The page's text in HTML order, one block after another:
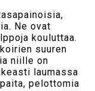
Ne ovat
kouluttaa.
suuren
niille on
laumassa
pelottomia